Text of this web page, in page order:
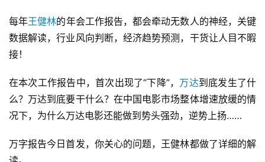
每年王健林的年会工作报告，都会牵动无数人的神经，关键
数据解读，行业风向判断，经济趋势预测，干货让人目不暇
接！
在本次工作报告中，首次出现了“下降”， 万达到底发生了什
么？万达到底要干什么？在中国电影市场整体增速放缓的情
况下，为什么万达电影还能做到势头强劲，逆势上扬……
万字报告今日首发，你关心的问题，王健林都做了详细的解